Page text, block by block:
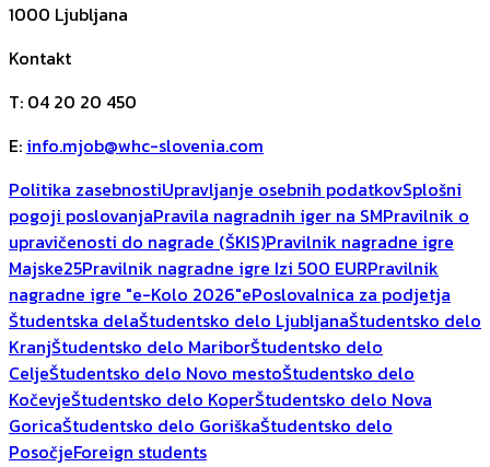
1000 Ljubljana
Kontakt
T: 04 20 20 450
E: info.mjob@whc-slovenia.com
Politika zasebnostiUpravljanje osebnih podatkovSplošni
pogoji poslovanjaPravila nagradnih iger na SMPravilnik o
upravičenosti do nagrade (ŠKIS)Pravilnik nagradne igre
Majske25Pravilnik nagradne igre Izi 500 EURPravilnik
nagradne igre "e-Kolo 2026"ePoslovalnica za podjetja
Študentska delaŠtudentsko delo LjubljanaŠtudentsko delo
KranjŠtudentsko delo MariborŠtudentsko delo
CeljeŠtudentsko delo Novo mestoŠtudentsko delo
KočevjeŠtudentsko delo KoperŠtudentsko delo Nova
GoricaŠtudentsko delo GoriškaŠtudentsko delo
PosočjeForeign students